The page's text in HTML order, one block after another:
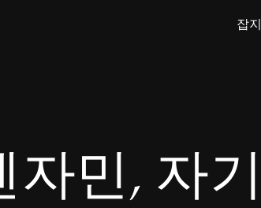
잡지
민, 자기